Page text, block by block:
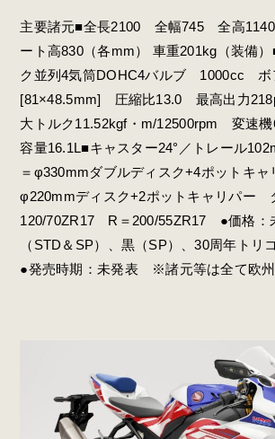
主要諸元■全長2100 全幅745 全高
ート高830（各mm） 車重201kg（装備
ク並列4気筒DOHC4バルブ 1000cc ボ
[81×48.5mm] 圧縮比13.0 最高出力
大トルク11.52kgf・m/12500rpm 変速
容量16.1L■キャスター24°／トレール
＝φ330mmダブルディスク+4ポットキ
φ220mmディスク+2ポットキャリパー
120/70ZR17 R＝200/55ZR17 ●価格
（STD＆SP）、黒（SP）、30周年ト
●発売時期：未発表 ※諸元等は全て欧